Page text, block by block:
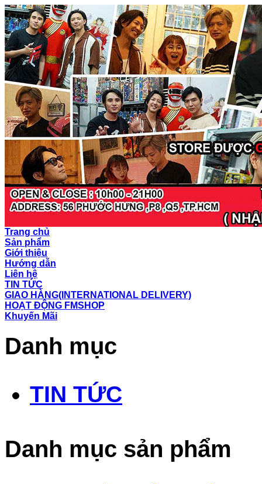
Trang chủ
Sản phẩm
Giới thiệu
Hướng dẫn
Liên hệ
TIN TỨC
GIAO HÀNG(INTERNATIONAL DELIVERY)
HOẠT ĐỘNG FMSHOP
Khuyến Mãi
Danh mục
TIN TỨC
Danh mục sản phẩm